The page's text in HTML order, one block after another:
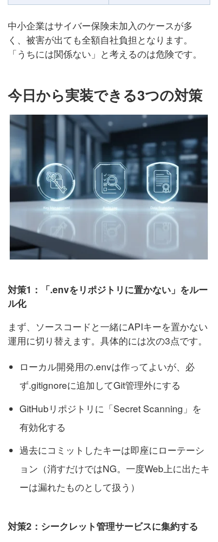
中小企業はサイバー保険未加入のケースが多
く、被害が出ても全額自社負担となります。
「うちには関係ない」と考えるのは危険です。
今日から実装できる3つの対策
対策1：「.envをリポジトリに置かない」をルー
ル化
まず、ソースコードと一緒にAPIキーを置かない
運用に切り替えます。具体的には次の3点です。
ローカル開発用の.envは作ってよいが、必
ず.gitignoreに追加してGit管理外にする
GitHubリポジトリに「Secret Scanning」を
有効化する
過去にコミットしたキーは即座にローテーシ
ョン（消すだけではNG。一度Web上に出たキ
ーは漏れたものとして扱う）
対策2：シークレット管理サービスに集約する